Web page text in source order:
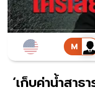
‘เก็บค่าน้ำสาธ